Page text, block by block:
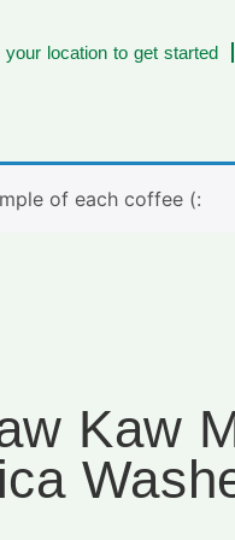
your location to get started
of each coffee (:
Kaw